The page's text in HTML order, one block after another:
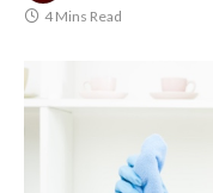
4 Mins Read